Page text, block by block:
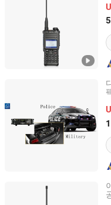
Fujian, China
Guangzhou Comart
Guangdong, China
Iradio Electronics Co.,